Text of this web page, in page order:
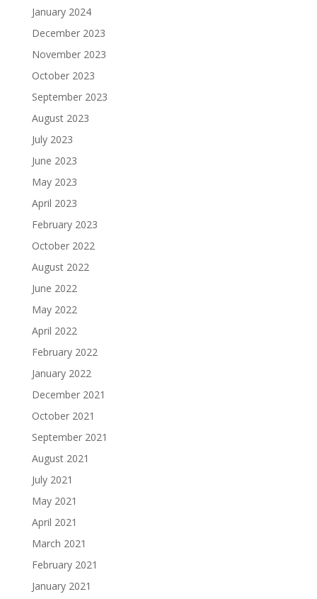
January 2024
December 2023
November 2023
October 2023
September 2023
August 2023
July 2023
June 2023
May 2023
April 2023
February 2023
October 2022
August 2022
June 2022
May 2022
April 2022
February 2022
January 2022
December 2021
October 2021
September 2021
August 2021
July 2021
May 2021
April 2021
March 2021
February 2021
January 2021